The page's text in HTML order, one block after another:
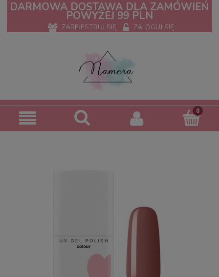
DARMOWA DOSTAWA DLA ZAMÓWIEŃ
POWYŻEJ 99 PLN
ZAREJESTRUJ SIĘ ZALOGUJ SIĘ